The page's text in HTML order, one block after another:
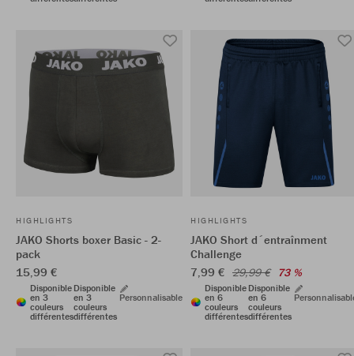
HIGHLIGHTS
JAKO Shorts boxer Basic - 2-
pack
15,99 €
Disponible
en 3
couleurs
différentes
Disponible
en 3
couleurs
différentes
Personnalisable
HIGHLIGHTS
JAKO Short d´entraînment
Challenge
7,99 € 29,99 € 73 %
Disponible
en 6
couleurs
différentes
Disponible
en 6
couleurs
différentes